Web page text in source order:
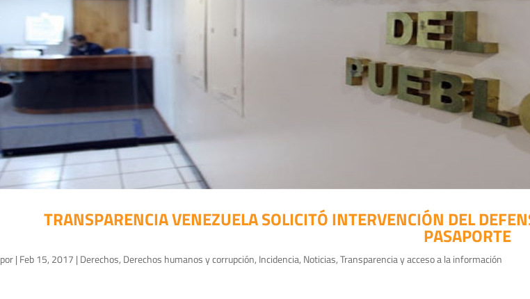
TRANSPARENCIA VENEZUELA SOLICITÓ INTERVENCIÓN DEL
PASAPORTE
por| Feb 15, 2017 | Derechos, Derechos humanos y corrupción, Incidencia, Noticias,Transparencia y acceso a la información